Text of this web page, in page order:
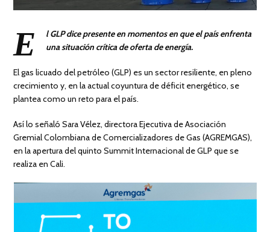
E
l GLP dice presente en momentos en que el país enfrenta
una situación crítica de oferta de energía.
El gas licuado del petróleo (GLP) es un sector resiliente, en pleno
crecimiento y, en la actual coyuntura de déficit energético, se
plantea como un reto para el país.
Así lo señaló Sara Vélez, directora Ejecutiva de Asociación
Gremial Colombiana de Comercializadores de Gas (AGREMGAS),
en la apertura del quinto Summit Internacional de GLP que se
realiza en Cali.